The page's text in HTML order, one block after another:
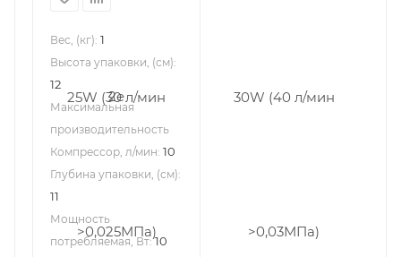
Вес, (кг): 1
Высота упаковки, (см):
12
Максимальная
производительность
Компрессор, л/мин: 10
Глубина упаковки, (см):
11
Мощность
потребляемая, Вт: 10